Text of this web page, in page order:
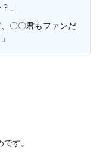
」
〇〇君もファンだ
す。